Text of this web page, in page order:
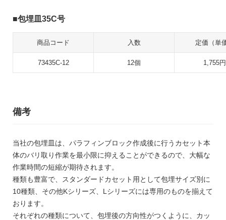
包埋皿35C号
商品コード 入数 定価（単
73435C-12 12個 1,755円
備考
当社の包埋皿は、パラフィンブロック作成後に行うカセット本
体のバリ取り作業を最小限に抑えることができるので、大幅な
作業時間の短縮が期待されます。
種類も豊富で、スタンダードカセット用として包埋サイズ別に
10種類、その他Kシリーズ、Lシリーズには専用のものを揃えて
おります。
それぞれの種類について、包埋後の方向性がつくように、カッ